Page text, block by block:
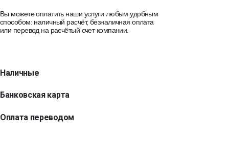
Вы можете оплатить наши услуги любым удобным
способом: наличный расчёт, безналичная оплата
или перевод на расчётый счет компании.
Наличные
Банковская карта
Оплата переводом